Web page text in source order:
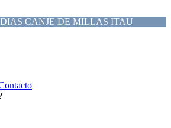
CANJE DE MILLAS ITAU